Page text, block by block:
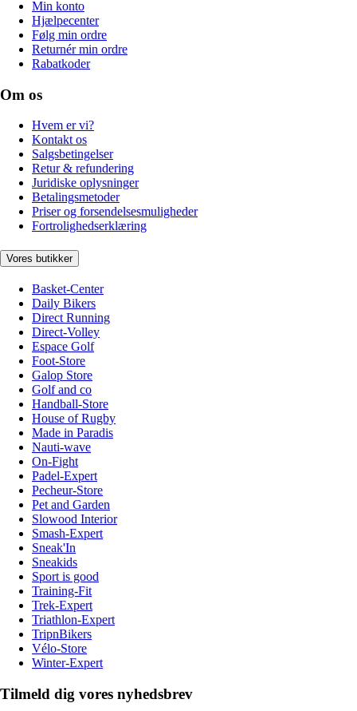
Min konto
Hjælpecenter
Følg min ordre
Returnér min ordre
Rabatkoder
Om os
Hvem er vi?
Kontakt os
Salgsbetingelser
Retur & refundering
Juridiske oplysninger
Betalingsmetoder
Priser og forsendelsesmuligheder
Fortrolighedserklæring
Vores butikker
Basket-Center
Daily Bikers
Direct Running
Direct-Volley
Espace Golf
Foot-Store
Galop Store
Golf and co
Handball-Store
House of Rugby
Made in Paradis
Nauti-wave
On-Fight
Padel-Expert
Pecheur-Store
Pet and Garden
Slowood Interior
Smash-Expert
Sneak'In
Sneakids
Sport is good
Training-Fit
Trek-Expert
Triathlon-Expert
TripnBikers
Vélo-Store
Winter-Expert
Tilmeld dig vores nyhedsbrev